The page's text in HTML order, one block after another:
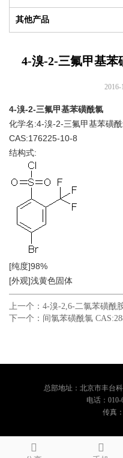
其他产品
4-溴-2-三氟甲基苯
2016-
4-溴-2-三氟甲基苯磺酰氯
化学名:4-溴-2-三氟甲基苯磺
CAS:176225-10-8
结构式:
[纯度]98%
[外观]浅黄色固体
上一个： 4-溴-2,6-二氯苯磺酰
下一个： 间氯苯磺酰氯
总部地址：北京市丰台
电话：010-
传真